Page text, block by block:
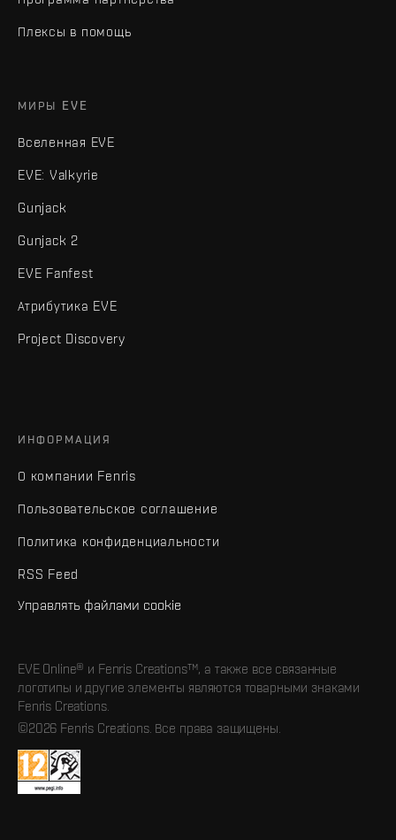
Плексы в помощь
МИРЫ EVE
Вселенная EVE
EVE: Valkyrie
Gunjack
Gunjack 2
EVE Fanfest
Атрибутика EVE
Project Discovery
ИНФОРМАЦИЯ
О компании Fenris
Пользовательское соглашение
Политика конфиденциальности
RSS Feed
Управлять файлами cookie
EVE Online® и Fenris Creations™, а также все связанные
логотипы и другие элементы являются товарными знаками
Fenris Creations.
©2026 Fenris Creations. Все права защищены.